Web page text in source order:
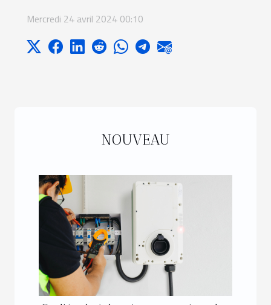
NOUVEAU
Mercredi 24 avril 2024 00:10